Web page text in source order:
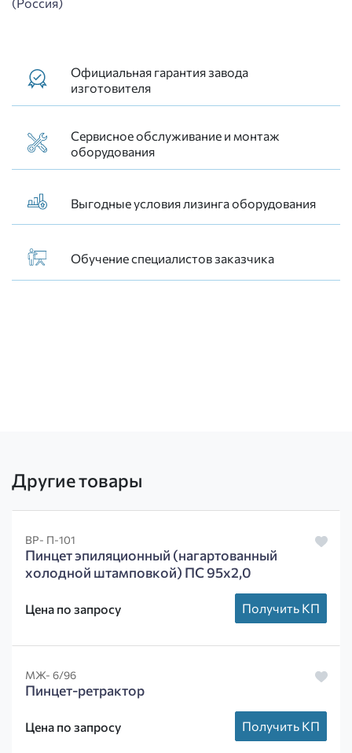
Официальная гарантия завода
изготовителя
Сервисное обслуживание и монтаж
оборудования
Выгодные условия лизинга оборудования
Обучение специалистов заказчика
Другие товары
ВР- П-101
Пинцет эпиляционный (нагартованный
холодной штамповкой) ПС 95х2,0
Цена по запросу Получить КП
МЖ- 6/96
Пинцет-ретрактор
Цена по запросу Получить КП